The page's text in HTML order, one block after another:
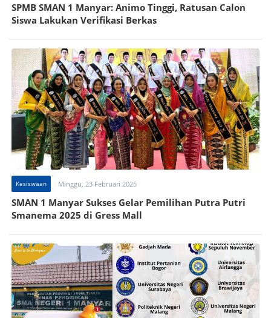
SPMB SMAN 1 Manyar: Animo Tinggi, Ratusan Calon
Siswa Lakukan Verifikasi Berkas
Kesiswaan Minggu, 23 Februari 2025
SMAN 1 Manyar Sukses Gelar Pemilihan Putra Putri
Smanema 2025 di Gress Mall